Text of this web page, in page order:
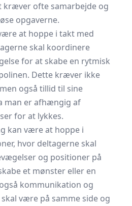
kræver ofte samarbejde og
opgaverne.
at hoppe i takt med
skal koordinere
for at skabe en rytmisk
Dette kræver ikke
også tillid til sine
man er afhængig af
for at lykkes.
kan være at hoppe i
hvor deltagerne skal
og positioner på
et mønster eller en
kommunikation og
være på samme side og